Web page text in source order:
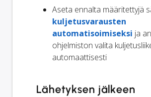
Aseta ennalta määritettyjä
kuljetusvarausten
automatisoimiseksi ja
ohjelmiston valita
automaattisesti
Lähetyksen jälkeen